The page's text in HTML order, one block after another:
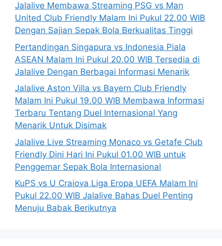
Jalalive Membawa Streaming PSG vs Man
United Club Friendly Malam Ini Pukul 22.00 WIB
Dengan Sajian Sepak Bola Berkualitas Tinggi
Pertandingan Singapura vs Indonesia Piala
ASEAN Malam Ini Pukul 20.00 WIB Tersedia di
Jalalive Dengan Berbagai Informasi Menarik
Jalalive Aston Villa vs Bayern Club Friendly
Malam Ini Pukul 19.00 WIB Membawa Informasi
Terbaru Tentang Duel Internasional Yang
Menarik Untuk Disimak
Jalalive Live Streaming Monaco vs Getafe Club
Friendly Dini Hari Ini Pukul 01.00 WIB untuk
Penggemar Sepak Bola Internasional
KuPS vs U Craiova Liga Eropa UEFA Malam Ini
Pukul 22.00 WIB Jalalive Bahas Duel Penting
Menuju Babak Berikutnya